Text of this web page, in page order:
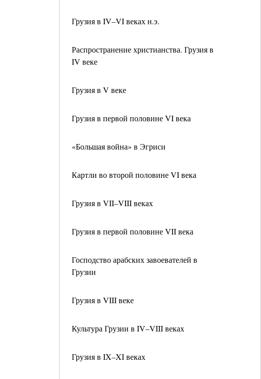
Грузия в IV–VI веках н.э.
Распространение христианства. Грузия в
IV веке
Грузия в V веке
Грузия в первой половине VI века
«Большая война» в Эгриси
Картли во второй половине VI века
Грузия в VII–VIII веках
Грузия в первой половине VII века
Господство арабских завоевателей в
Грузии
Грузия в VIII веке
Культура Грузии в IV–VIII веках
Грузия в IX–XI веках